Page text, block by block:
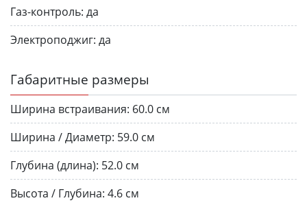
Газ-контроль: да
Электроподжиг: да
Габаритные размеры
Ширина встраивания: 60.0 см
Ширина / Диаметр: 59.0 см
Глубина (длина): 52.0 см
Высота / Глубина: 4.6 см